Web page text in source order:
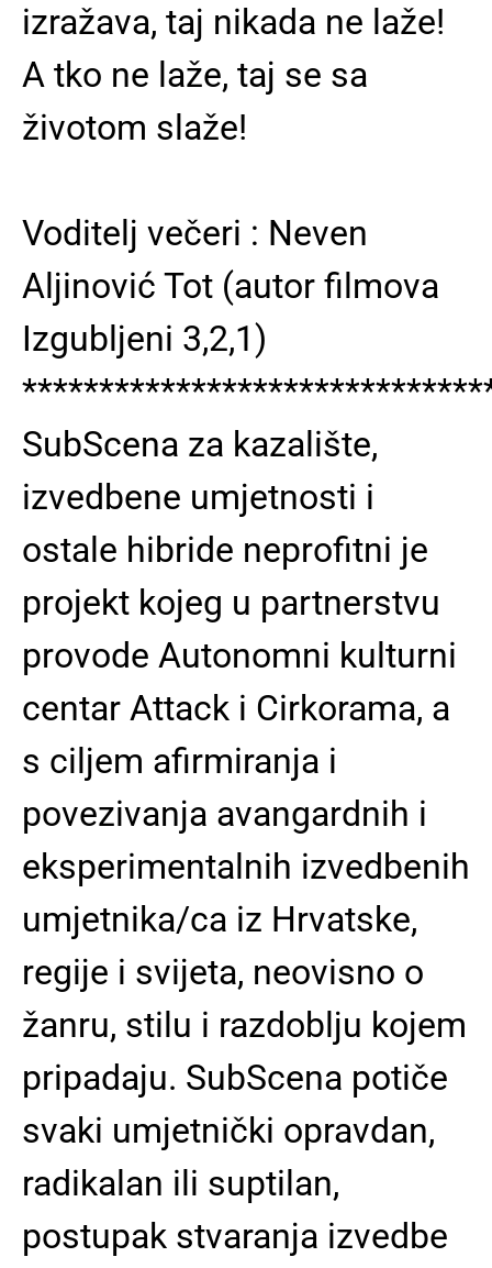
izražava, taj nikada ne laže!
A tko ne laže, taj se sa
životom slaže!
Voditelj večeri : Neven
Aljinović Tot (autor filmova
Izgubljeni 3,2,1)
SubScena za kazalište,
izvedbene umjetnosti i
ostale hibride neprofitni je
projekt kojeg u partnerstvu
provode Autonomni kulturni
centar Attack i Cirkorama, a
s ciljem afirmiranja i
povezivanja avangardnih i
eksperimentalnih izvedbenih
umjetnika/ca iz Hrvatske,
regije i svijeta, neovisno o
žanru, stilu i razdoblju kojem
pripadaju. SubScena potiče
svaki umjetnički opravdan,
radikalan ili suptilan,
postupak stvaranja izvedbe